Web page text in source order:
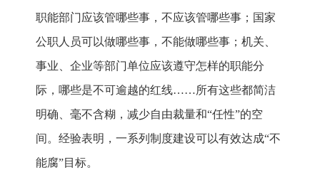
职能部门应该管哪些事，不应该管哪些事；国家
公职人员可以做哪些事，不能做哪些事；机关、
事业、企业等部门单位应该遵守怎样的职能分
际，哪些是不可逾越的红线……所有这些都简洁
明确、毫不含糊，减少自由裁量和“任性”的空
间。经验表明，一系列制度建设可以有效达成“不
能腐”目标。